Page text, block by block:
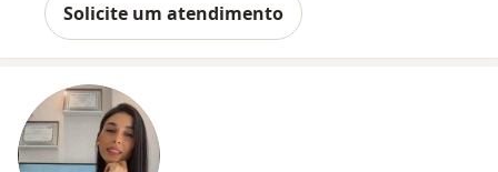
Solicite um atendimento